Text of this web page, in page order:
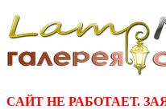
САЙТ НЕ РАБОТАЕТ.